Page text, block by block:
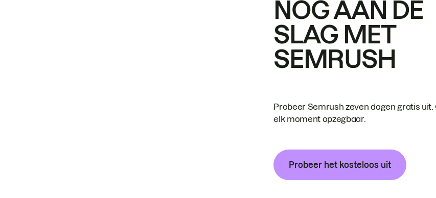
NOG AAN DE
SLAG MET
SEMRUSH
Probeer Semrush zeven dagen gratis uit.
elk moment opzegbaar.
Probeer het kosteloos uit